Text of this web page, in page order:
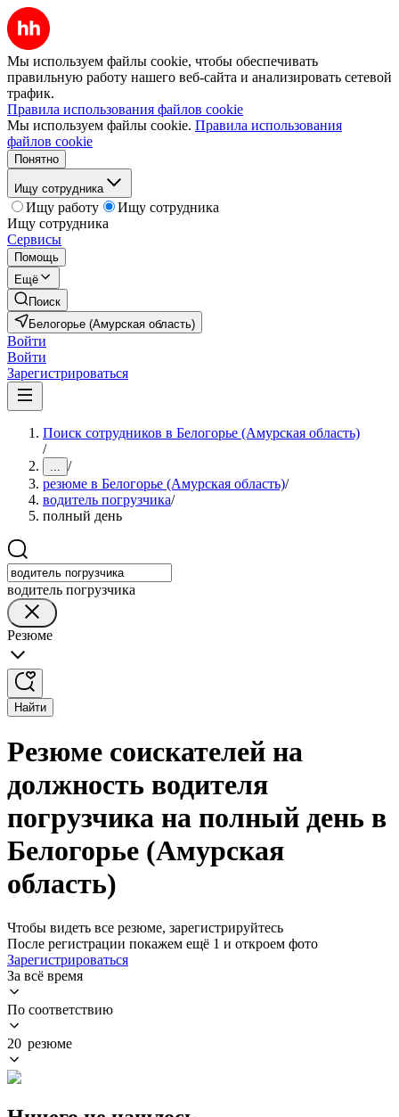
Мы используем файлы cookie, чтобы обеспечивать
правильную работу нашего веб-сайта и анализировать сетевой
трафик.
Правила использования файлов cookie
Мы используем файлы cookie. Правила использования
файлов cookie
Понятно
Ищу сотрудника
Ищу работу
Ищу сотрудника
Ищу сотрудника
Сервисы
Помощь
Ещё
Поиск
Белогорье (Амурская область)
Войти
Войти
Зарегистрироваться
Поиск сотрудников в Белогорье (Амурская область)
/
... /
резюме в Белогорье (Амурская область)/
водитель погрузчика/
полный день
водитель погрузчика
Резюме
Найти
Резюме соискателей на
должность водителя
погрузчика на полный день в
Белогорье (Амурская
область)
Чтобы видеть все резюме, зарегистрируйтесь
После регистрации покажем ещё 1 и откроем фото
Зарегистрироваться
За всё время
По соответствию
20 резюме